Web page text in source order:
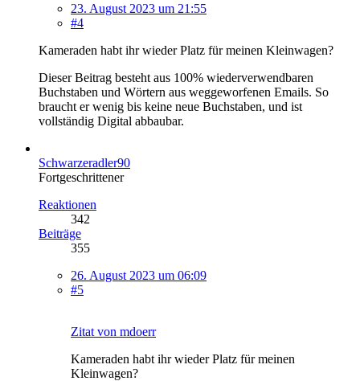
23. August 2023 um 21:55
#4
Kameraden habt ihr wieder Platz für meinen Kleinwagen?
Dieser Beitrag besteht aus 100% wiederverwendbaren
Buchstaben und Wörtern aus weggeworfenen Emails. So
braucht er wenig bis keine neue Buchstaben, und ist
vollständig Digital abbaubar.
Schwarzeradler90
Fortgeschrittener
Reaktionen
342
Beiträge
355
26. August 2023 um 06:09
#5
Zitat von mdoerr
Kameraden habt ihr wieder Platz für meinen
Kleinwagen?